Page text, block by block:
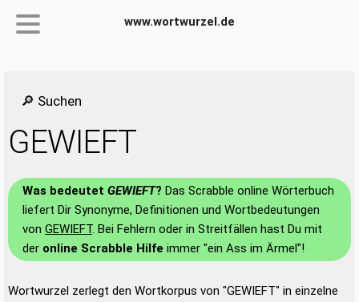
www.wortwurzel.de
🔎 Suchen
GEWIEFT
Was bedeutet GEWIEFT? Das Scrabble online Wörterbuch
liefert Dir Synonyme, Definitionen und Wortbedeutungen
von GEWIEFT. Bei Fehlern oder in Streitfällen hast Du mit
der online Scrabble Hilfe immer "ein Ass im Ärmel"!
Wortwurzel zerlegt den Wortkorpus von "GEWIEFT" in einzelne